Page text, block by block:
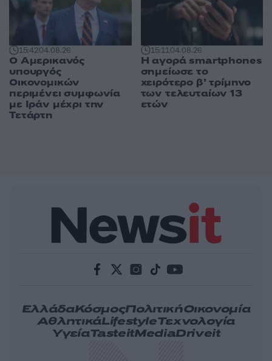
15:4204.08.26
Ο Αμερικανός
υπουργός
Οικονομικών
περιμένει συμφωνία
με Ιράν μέχρι την
Τετάρτη
15:1104.08.26
Η αγορά smartphones
σημείωσε το
χειρότερο β’ τρίμηνο
των τελευταίων 13
ετών
ΕλλάδαΚόσμοςΠολιτικήΟικονομία
ΑθλητικάLifestyleΤεχνολογία
ΥγείαTasteitMediaDriveit